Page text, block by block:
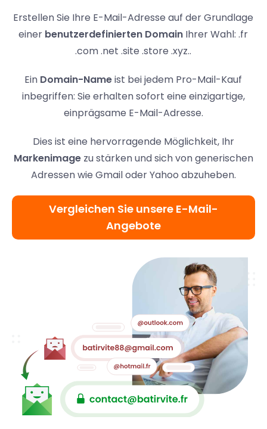
Erstellen Sie Ihre E-Mail-Adresse auf der Grundlage
einer benutzerdefinierten Domain Ihrer Wahl: .fr
.com .net .site .store .xyz..
Ein Domain-Nameist bei jedem Pro-Mail-Kauf
inbegriffen: Sie erhalten sofort eine einzigartige,
einprägsame E-Mail-Adresse.
Dies ist eine hervorragende Möglichkeit, Ihr
Markenimagezu stärken und sich von generischen
Adressen wie Gmail oder Yahoo abzuheben.
Vergleichen Sie unsere E-Mail-
Angebote